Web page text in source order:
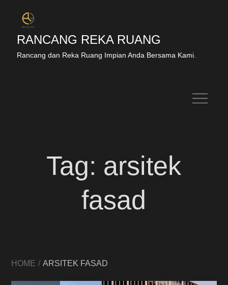
RANCANG REKA RUANG
Rancang dan Reka Ruang Impian Anda Bersama Kami.
Tag: arsitek
fasad
HOME ARSITEK FASAD